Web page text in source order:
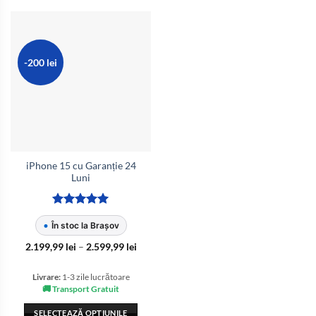
-200 lei
iPhone 15 cu Garanție 24
Luni
Evaluat la
5din 5
• În stoc la Brașov
2.199,99 lei – 2.599,99 leiInterval
2.599,99 lei
Livrare:1-3 zile lucrătoare
🚚 Transport Gratuit
SELECTEAZĂ OPȚIUNILE